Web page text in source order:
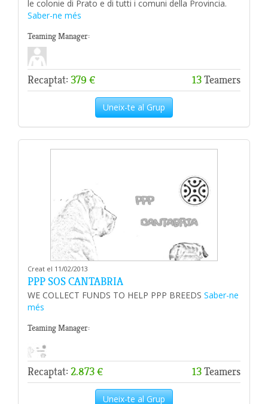
le colonie di Prato e di tutti i comuni della Provincia.
Saber-ne més
Teaming Manager:
Recaptat: 379 € 13Teamers
Uneix-te al Grup
Creat el 11/02/2013
PPP SOS CANTABRIA
WE COLLECT FUNDS TO HELP PPP BREEDS Saber-ne
més
Teaming Manager:
Recaptat: 2.873 € 13Teamers
Uneix-te al Grup